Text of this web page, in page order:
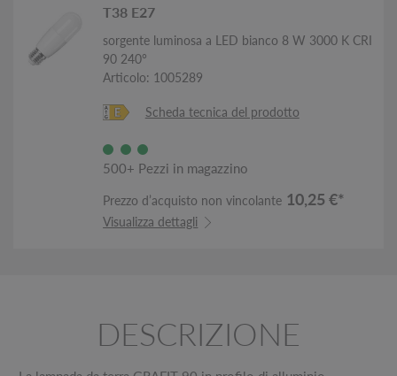
T38 E27
sorgente luminosa a LED bianco 8 W 3000 K CRI
90 240°
Articolo: 1005289
Scheda tecnica del prodotto
500+ Pezzi in magazzino
Prezzo d’acquisto non vincolante 10,25 €*
Visualizza dettagli
DESCRIZIONE